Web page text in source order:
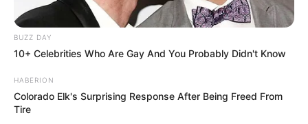
BUZZ DAY
10+ Celebrities Who Are Gay And You Probably Didn't Know
HABERION
Colorado Elk's Surprising Response After Being Freed From
Tire